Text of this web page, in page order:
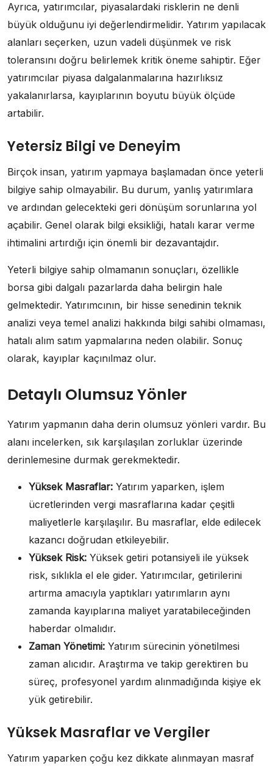
Ayrıca, yatırımcılar, piyasalardaki risklerin ne denli
büyük olduğunu iyi değerlendirmelidir. Yatırım yapılacak
alanları seçerken, uzun vadeli düşünmek ve risk
toleransını doğru belirlemek kritik öneme sahiptir. Eğer
yatırımcılar piyasa dalgalanmalarına hazırlıksız
yakalanırlarsa, kayıplarının boyutu büyük ölçüde
artabilir.
Yetersiz Bilgi ve Deneyim
Birçok insan, yatırım yapmaya başlamadan önce yeterli
bilgiye sahip olmayabilir. Bu durum, yanlış yatırımlara
ve ardından gelecekteki geri dönüşüm sorunlarına yol
açabilir. Genel olarak bilgi eksikliği, hatalı karar verme
ihtimalini artırdığı için önemli bir dezavantajdır.
Yeterli bilgiye sahip olmamanın sonuçları, özellikle
borsa gibi dalgalı pazarlarda daha belirgin hale
gelmektedir. Yatırımcının, bir hisse senedinin teknik
analizi veya temel analizi hakkında bilgi sahibi olmaması,
hatalı alım satım yapmalarına neden olabilir. Sonuç
olarak, kayıplar kaçınılmaz olur.
Detaylı Olumsuz Yönler
Yatırım yapmanın daha derin olumsuz yönleri vardır. Bu
alanı incelerken, sık karşılaşılan zorluklar üzerinde
derinlemesine durmak gerekmektedir.
Yüksek Masraflar: Yatırım yaparken, işlem
ücretlerinden vergi masraflarına kadar çeşitli
maliyetlerle karşılaşılır. Bu masraflar, elde edilecek
kazancı doğrudan etkileyebilir.
Yüksek Risk: Yüksek getiri potansiyeli ile yüksek
risk, sıklıkla el ele gider. Yatırımcılar, getirilerini
artırma amacıyla yaptıkları yatırımların aynı
zamanda kayıplarına maliyet yaratabileceğinden
haberdar olmalıdır.
Zaman Yönetimi: Yatırım sürecinin yönetilmesi
zaman alıcıdır. Araştırma ve takip gerektiren bu
süreç, profesyonel yardım alınmadığında kişiye ek
yük getirebilir.
Yüksek Masraflar ve Vergiler
Yatırım yaparken çoğu kez dikkate alınmayan masraf